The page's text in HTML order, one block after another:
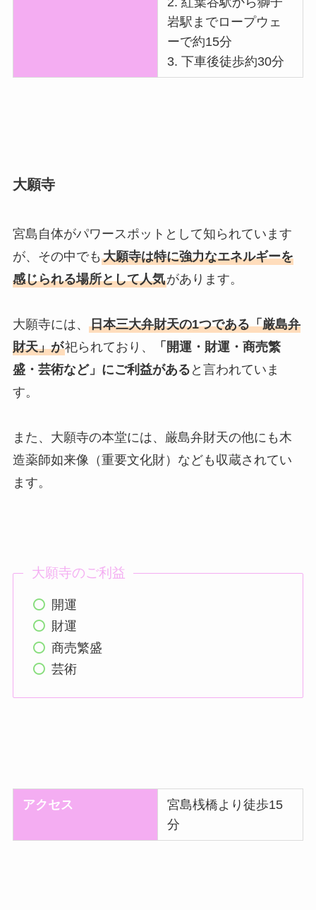
岩駅までロープウェ
ーで約15分
3. 下車後徒歩約30分
大願寺
宮島自体がパワースポットとして知られています
が、その中でも 大願寺は特に強力なエネルギーを
感じられる場所として人気があります。
大願寺には、 日本三大弁財天の1つである「厳島弁
財天」が祀られており、
「開運・財運・商売繁
盛・芸術など」にご利益がある と言われていま
す。
また、大願寺の本堂には、厳島弁財天の他にも木
造薬師如来像（重要文化財）なども収蔵されてい
ます。
大願寺のご利益
開運
財運
商売繁盛
芸術
アクセス
宮島桟橋より徒歩15
分